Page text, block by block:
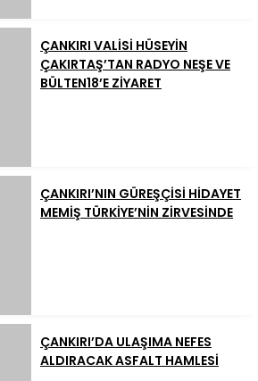
ÇANKIRI VALİSİ HÜSEYİN
ÇAKIRTAŞ’TAN RADYO NEŞE VE
BÜLTEN18’E ZİYARET
ÇANKIRI’NIN GÜREŞÇİSİ HİDAYET
MEMİŞ TÜRKİYE’NİN ZİRVESİNDE
ÇANKIRI’DA ULAŞIMA NEFES
ALDIRACAK ASFALT HAMLESİ